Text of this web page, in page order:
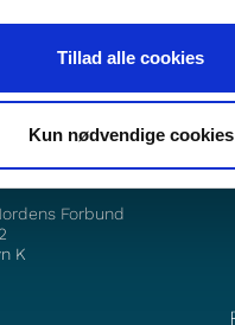
Tillad alle cookies
Kun nødvendige cookies
på Facebook
Forbund
K